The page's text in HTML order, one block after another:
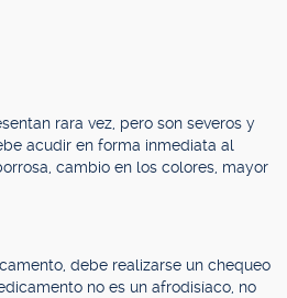
rara vez, pero son severos y
acudir en forma inmediata al
cambio en los colores, mayor
debe realizarse un chequeo
no es un afrodisíaco, no